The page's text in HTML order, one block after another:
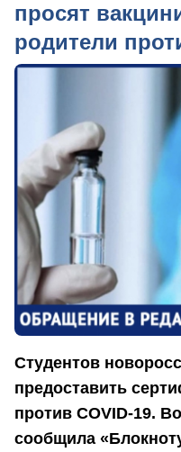
просят
родители
Студентов
предоставить
против COVID-19.
сообщила